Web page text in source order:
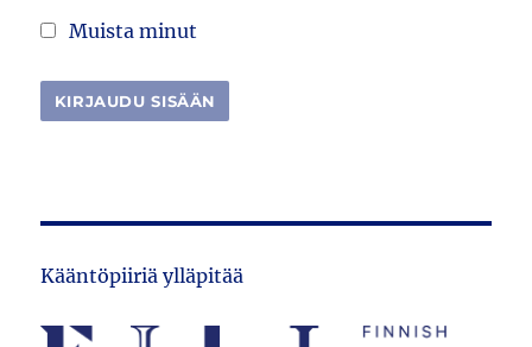
Muista minut
Kääntöpiiriä ylläpitää